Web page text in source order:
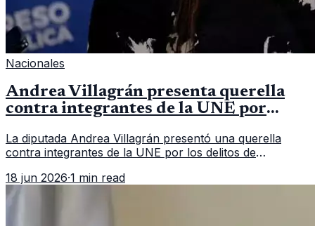
Nacionales
Andrea Villagrán presenta querella
contra integrantes de la UNE por
La diputada Andrea Villagrán presentó una querella
contra integrantes de la UNE por los delitos de
18 jun 2026·1 min read